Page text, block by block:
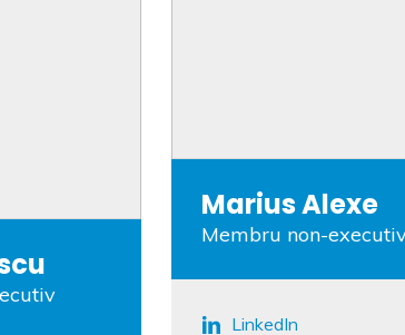
Marius Alexe
Membru non-
LinkedIn